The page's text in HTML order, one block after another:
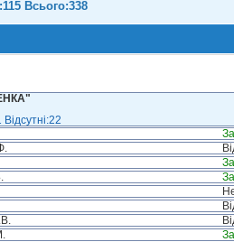
Всього:338
За
За
За
За